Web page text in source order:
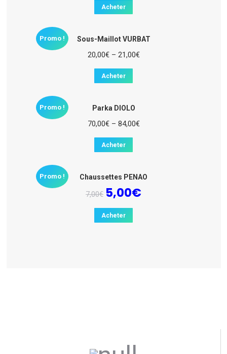
Acheter
Promo ! Sous-Maillot VURBAT
20,00€– 21,00€
Acheter
Promo ! Parka DIOLO
70,00€– 84,00€
Acheter
Promo ! Chaussettes PENAO
7,00€ 5,00€
Acheter